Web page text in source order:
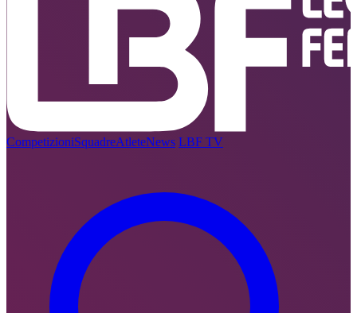
CompetizioniSquadreAtleteNews LBF TV